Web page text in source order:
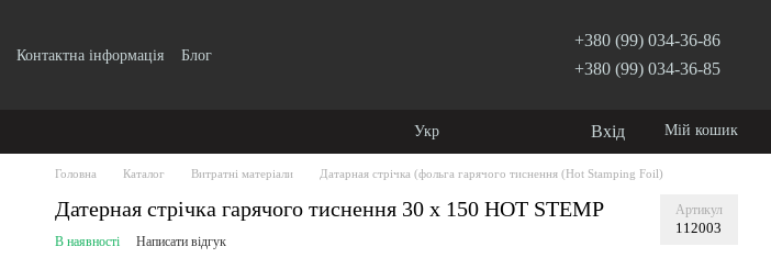
Контактна інформація Блог
+380 (99) 034-36-86
+380 (99) 034-36-85
Укр Вхід Мій кошик
Головна Каталог Витратні матеріали Датарная стрічка (фольга гарячого тиснення (Hot Stamping Foil)
Датерная стрічка гарячого тиснення 30 х 150 HOT STEMP Артикул
112003
В наявності Написати відгук